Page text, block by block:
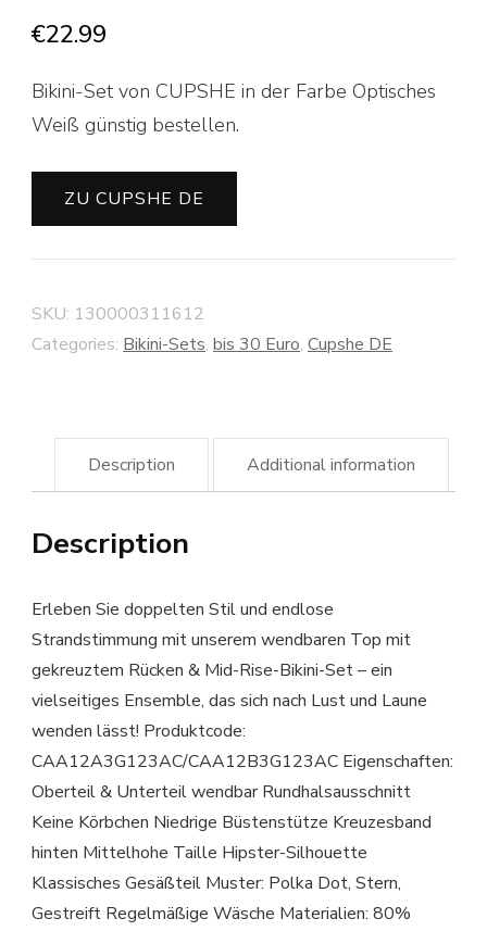
€22.99
Bikini-Set von CUPSHE in der Farbe Optisches
Weiß günstig bestellen.
ZU CUPSHE DE
SKU: 130000311612
Categories: Bikini-Sets, bis 30 Euro, Cupshe DE
Description Additional information
Description
Erleben Sie doppelten Stil und endlose
Strandstimmung mit unserem wendbaren Top mit
gekreuztem Rücken & Mid-Rise-Bikini-Set – ein
vielseitiges Ensemble, das sich nach Lust und Laune
wenden lässt! Produktcode:
CAA12A3G123AC/CAA12B3G123AC Eigenschaften:
Oberteil & Unterteil wendbar Rundhalsausschnitt
Keine Körbchen Niedrige Büstenstütze Kreuzesband
hinten Mittelhohe Taille Hipster-Silhouette
Klassisches Gesäßteil Muster: Polka Dot, Stern,
Gestreift Regelmäßige Wäsche Materialien: 80%